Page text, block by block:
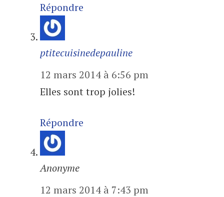
Répondre
ptitecuisinedepauline
12 mars 2014 à 6:56 pm
Elles sont trop jolies!
Répondre
Anonyme
12 mars 2014 à 7:43 pm